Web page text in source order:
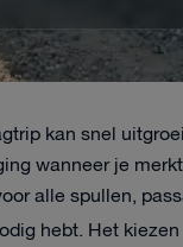
kan snel
wanneer je
alle spullen,
hebt. Het